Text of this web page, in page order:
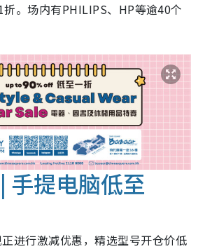
。场内有PHILIPS、HP等逾40个
手提电脑低至
进行激减优惠，精选型号开仓价低